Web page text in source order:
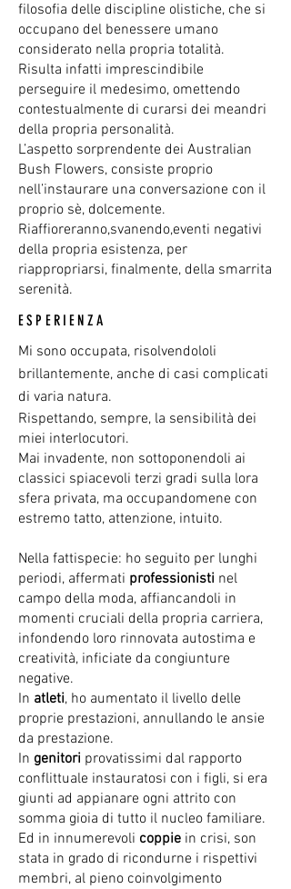
filosofia delle discipline olistiche, che si
occupano del benessere umano
considerato nella propria totalità.
Risulta infatti imprescindibile
perseguire il medesimo, omettendo
contestualmente di curarsi dei meandri
della propria personalità.
L’aspetto sorprendente dei Australian
Bush Flowers, consiste proprio
nell’instaurare una conversazione con il
proprio sè, dolcemente.
Riaffioreranno,svanendo,eventi negativi
della propria esistenza, per
riappropriarsi, finalmente, della smarrita
serenità.
ESPERIENZA
Mi sono occupata, risolvendololi
brillantemente, anche di casi complicati
di varia natura.
Rispettando, sempre, la sensibilità dei
miei interlocutori.
Mai invadente, non sottoponendoli ai
classici spiacevoli terzi gradi sulla lora
sfera privata, ma occupandomene con
estremo tatto, attenzione, intuito.
Nella fattispecie: ho seguito per lunghi
periodi, affermati professionisti nel
campo della moda, affiancandoli in
momenti cruciali della propria carriera,
infondendo loro rinnovata autostima e
creatività, inficiate da congiunture
negative.
In atleti, ho aumentato il livello delle
proprie prestazioni, annullando le ansie
da prestazione.
In genitori provatissimi dal rapporto
conflittuale instauratosi con i figli, si era
giunti ad appianare ogni attrito con
somma gioia di tutto il nucleo familiare.
Ed in innumerevoli coppie in crisi, son
stata in grado di ricondurne i rispettivi
membri, al pieno coinvolgimento